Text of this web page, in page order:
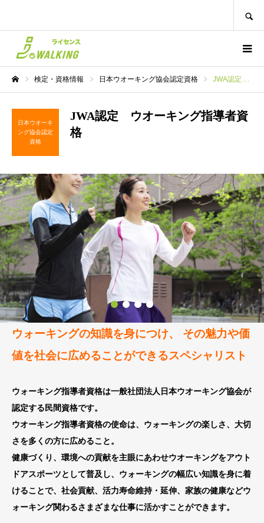
検定・資格情報 日本ウオーキング協会認定資格 JWA認定 ウオーキング指導者資格
日本ウオーキ
ング協会認定
資格
JWA認定 ウオーキング指導者資
格
ウォーキングの知識を身につけ、 その魅力や価
値を社会に広めることができるスペシャリスト
ウォーキング指導者資格は一般社団法人日本ウオーキング協会が
認定する民間資格です。
ウオーキング指導者資格の使命は、ウォーキングの楽しさ、大切
さを多くの方に広めること。
健康づくり、環境への貢献を主眼にあわせウオーキングをアウト
ドアスポーツとして普及し、ウォーキングの幅広い知識を身に着
けることで、社会貢献、活力寿命維持・延伸、家族の健康などウ
ォーキング関わるさまざまな仕事に活かすことができます。